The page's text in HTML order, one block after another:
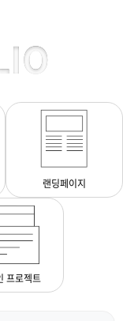
랜딩페이지
프로젝트